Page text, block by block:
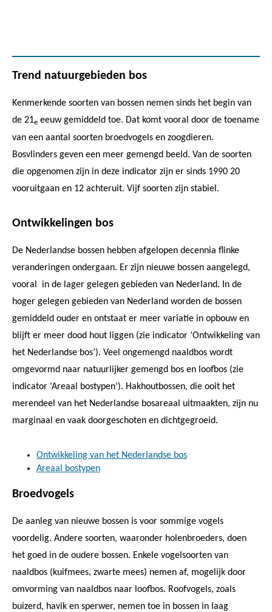
Trend natuurgebieden bos
Kenmerkende soorten van bossen nemen sinds het begin van
de 21e eeuw gemiddeld toe. Dat komt vooral door de toename
van een aantal soorten broedvogels en zoogdieren.
Bosvlinders geven een meer gemengd beeld. Van de soorten
die opgenomen zijn in deze indicator zijn er sinds 1990 20
vooruitgaan en 12 achteruit. Vijf soorten zijn stabiel.
Ontwikkelingen bos
De Nederlandse bossen hebben afgelopen decennia flinke
veranderingen ondergaan. Er zijn nieuwe bossen aangelegd,
vooral
in de lager gelegen gebieden van Nederland. In de
hoger gelegen gebieden van Nederland worden de bossen
gemiddeld ouder en ontstaat er meer variatie in opbouw en
blijft er meer dood hout liggen (zie indicator ‘Ontwikkeling van
het Nederlandse bos’). Veel ongemengd naaldbos wordt
omgevormd naar natuurlijker gemengd bos en loofbos (zie
indicator ‘Areaal bostypen’). Hakhoutbossen, die ooit het
merendeel van het Nederlandse bosareaal uitmaakten, zijn nu
marginaal en vaak doorgeschoten en dichtgegroeid.
Ontwikkeling van het Nederlandse bos
Areaal bostypen
Broedvogels
De aanleg van nieuwe bossen is voor sommige vogels
voordelig. Andere soorten, waaronder holenbroeders, doen
het goed in de oudere bossen. Enkele vogelsoorten van
naaldbos (kuifmees, zwarte mees) nemen af, mogelijk door
omvorming van naaldbos naar loofbos. Roofvogels, zoals
buizerd, havik en sperwer, nemen toe in bossen in laag